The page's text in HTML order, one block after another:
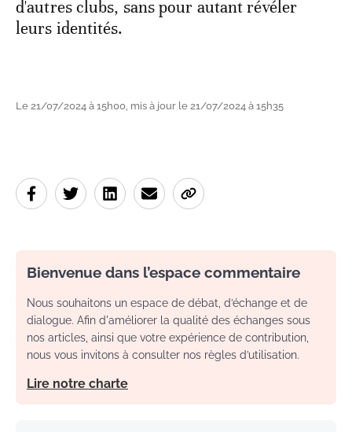
d'autres clubs, sans pour autant révéler
leurs identités.
Le 21/07/2024 à 15h00, mis à jour le 21/07/2024 à 15h35
Bienvenue dans l’espace commentaire
Nous souhaitons un espace de débat, d’échange et de
dialogue. Afin d'améliorer la qualité des échanges sous
nos articles, ainsi que votre expérience de contribution,
nous vous invitons à consulter nos règles d’utilisation.
Lire notre charte